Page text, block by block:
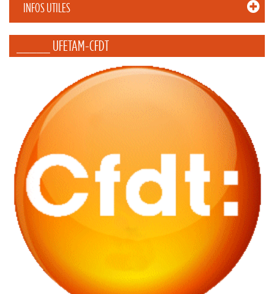
INFOS UTILES
_____ UFETAM-CFDT